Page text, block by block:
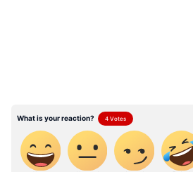
നടത്തുന്ന രീതി പരീക്ഷിച്ചു
തുടക്കത്തിൽ തന്നെ
പ്രശ്നങ്ങളാണ് ഉണ്ടായത്.